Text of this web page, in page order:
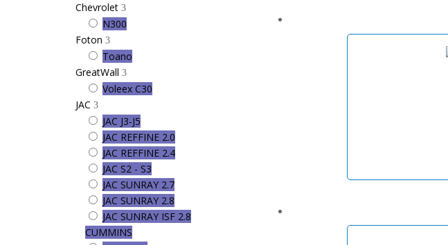
Chevrolet
N300
Foton
Toano
GreatWall
Voleex C30
JAC
JAC J3-J5
JAC REFFINE 2.0
JAC REFFINE 2.4
JAC S2 - S3
JAC SUNRAY 2.7
JAC SUNRAY 2.8
JAC SUNRAY ISF 2.8
CUMMINS